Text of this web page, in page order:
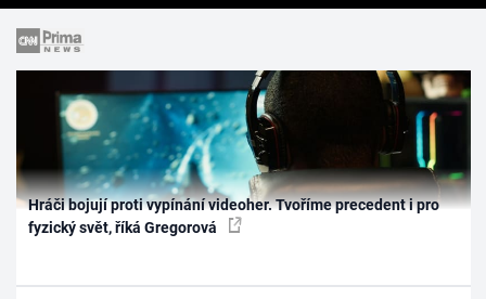
Hráči bojují proti vypínání videoher. Tvoříme precedent i pro
fyzický svět, říká Gregorová